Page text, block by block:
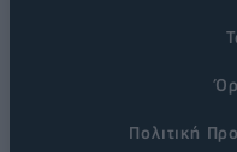
Πολιτική